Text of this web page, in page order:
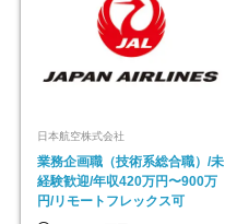
日本航空株式会社
業務企画職（技術系総合職）/未
経験歓迎/年収420万円〜900万
円/リモートフレックス可